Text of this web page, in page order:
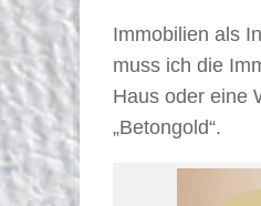
Immobilien als
muss ich die
Haus oder eine
„Betongold“.